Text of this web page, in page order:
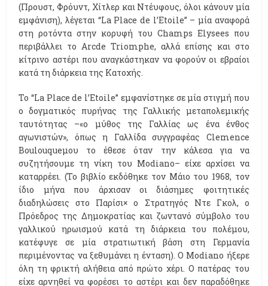
(Προυστ, Φρόυντ, Χίτλερ και Ντέυφους, όλοι κάνουν μία
εμφάνιση), λέγεται “La Place de l’Etoile” – μία αναφορά
στη ροτόντα στην κορυφή του Champs Elysees που
περιβάλλει το Arcde Triomphe, αλλά επίσης και στο
κίτρινο αστέρι που αναγκάστηκαν να φορούν οι εβραίοι
κατά τη διάρκεια της Κατοχής.
Το “La Place de l’Etoile” εμφανίστηκε σε μία στιγμή που
ο δογματικός πυρήνας της Γαλλικής μεταπολεμικής
ταυτότητας –«ο μύθος της Γαλλίας ως ένα ένθος
αγωνιστών», όπως η Γαλλίδα συγγραφέας Clemence
Boulouqueμου το έθεσε όταν την κάλεσα για να
συζητήσουμε τη νίκη του Modiano– είχε αρχίσει να
καταρρέει. (Το βιβλίο εκδόθηκε τον Μάιο του 1968, τον
ίδιο μήνα που άρχισαν οι διάσημες φοιτητικές
διαδηλώσεις στο Παρίσι× ο Στρατηγός Ντε Γκολ, ο
Πρόεδρος της Δημοκρατίας και ζωντανό σύμβολο του
γαλλικού ηρωισμού κατά τη διάρκεια του πολέμου,
κατέφυγε σε μία στρατιωτική βάση στη Γερμανία
περιμένοντας να ξεθυμάνει η ένταση). Ο Modiano ήξερε
όλη τη φρικτή αλήθεια από πρώτο χέρι. Ο πατέρας του
είχε αρνηθεί να φορέσει το αστέρι και δεν παραδόθηκε